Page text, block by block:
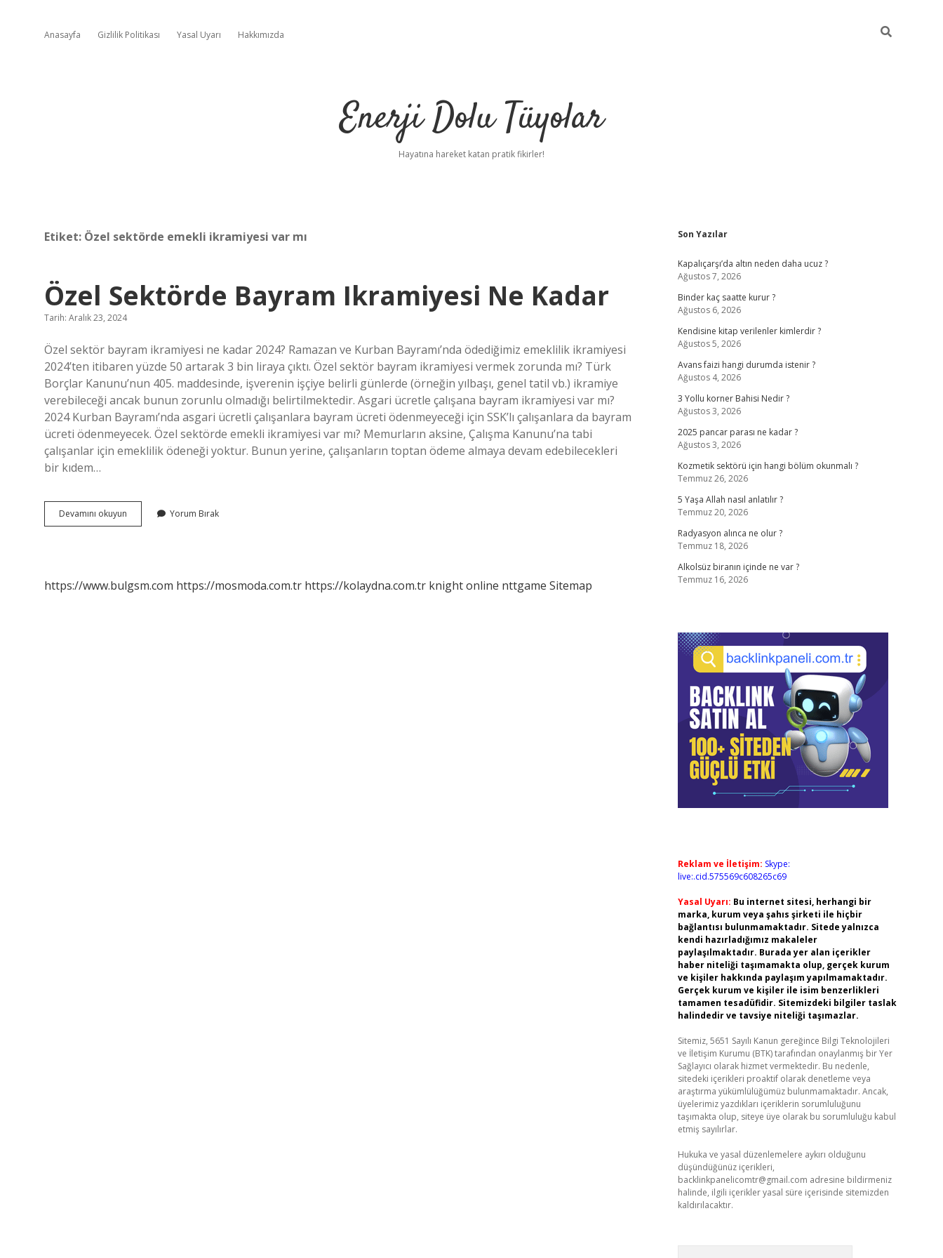
Anasayfa Gizlilik Politikası Yasal Uyarı Hakkımızda
Enerji Dolu Tüyolar
Hayatına hareket katan pratik fikirler!
Etiket: Özel sektörde emekli ikramiyesi var mı
Özel Sektörde Bayram Ikramiyesi Ne Kadar
Tarih: Aralık 23, 2024
Özel sektör bayram ikramiyesi ne kadar 2024? Ramazan ve Kurban Bayramı’nda ödediğimiz emeklilik ikramiyesi
2024’ten itibaren yüzde 50 artarak 3 bin liraya çıktı. Özel sektör bayram ikramiyesi vermek zorunda mı? Türk
Borçlar Kanunu’nun 405. maddesinde, işverenin işçiye belirli günlerde (örneğin yılbaşı, genel tatil vb.) ikramiye
verebileceği ancak bunun zorunlu olmadığı belirtilmektedir. Asgari ücretle çalışana bayram ikramiyesi var mı?
2024 Kurban Bayramı’nda asgari ücretli çalışanlara bayram ücreti ödenmeyeceği için SSK’lı çalışanlara da bayram
ücreti ödenmeyecek. Özel sektörde emekli ikramiyesi var mı? Memurların aksine, Çalışma Kanunu’na tabi
çalışanlar için emeklilik ödeneği yoktur. Bunun yerine, çalışanların toptan ödeme almaya devam edebilecekleri
bir kıdem…
Devamını okuyun
Sektörde
Yorum Bırak
https://www.bulgsm.com https://mosmoda.com.tr https://kolaydna.com.tr knight online nttgame Sitemap
Sidebar
Son Yazılar
Kapalıçarşı’da altın neden daha ucuz ?
Ağustos 7, 2026
Binder kaç saatte kurur ?
Ağustos 6, 2026
Kendisine kitap verilenler kimlerdir ?
Ağustos 5, 2026
Avans faizi hangi durumda istenir ?
Ağustos 4, 2026
3 Yollu korner Bahisi Nedir ?
Ağustos 3, 2026
2025 pancar parası ne kadar ?
Ağustos 3, 2026
Kozmetik sektörü için hangi bölüm okunmalı ?
Temmuz 26, 2026
5 Yaşa Allah nasıl anlatılır ?
Temmuz 20, 2026
Radyasyon alınca ne olur ?
Temmuz 18, 2026
Alkolsüz biranın içinde ne var ?
Temmuz 16, 2026
Reklam ve İletişim: Skype:
live:.cid.575569c608265c69
Yasal Uyarı: Bu internet sitesi, herhangi bir
marka, kurum veya şahıs şirketi ile hiçbir
bağlantısı bulunmamaktadır. Sitede yalnızca
kendi hazırladığımız makaleler
paylaşılmaktadır. Burada yer alan içerikler
haber niteliği taşımamakta olup, gerçek kurum
ve kişiler hakkında paylaşım yapılmamaktadır.
Gerçek kurum ve kişiler ile isim benzerlikleri
tamamen tesadüfidir. Sitemizdeki bilgiler taslak
halindedir ve tavsiye niteliği taşımazlar.
Sitemiz, 5651 Sayılı Kanun gereğince Bilgi Teknolojileri
ve İletişim Kurumu (BTK) tarafından onaylanmış bir Yer
Sağlayıcı olarak hizmet vermektedir. Bu nedenle,
sitedeki içerikleri proaktif olarak denetleme veya
araştırma yükümlülüğümüz bulunmamaktadır. Ancak,
üyelerimiz yazdıkları içeriklerin sorumluluğunu
taşımakta olup, siteye üye olarak bu sorumluluğu kabul
etmiş sayılırlar.
Hukuka ve yasal düzenlemelere aykırı olduğunu
düşündüğünüz içerikleri,
backlinkpanelicomtr@gmail.com adresine bildirmeniz
halinde, ilgili içerikler yasal süre içerisinde sitemizden
kaldırılacaktır.
ilbet güncel giriş adresi